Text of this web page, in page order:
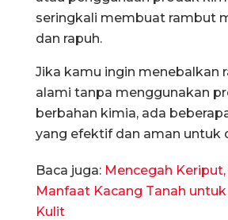
seringkali membuat rambut
dan rapuh.
Jika kamu ingin menebalkan
alami tanpa menggunakan
berbahan kimia, ada
yang efektif dan aman untuk
Baca juga: Mencegah
Manfaat Kacang Tanah
Kulit